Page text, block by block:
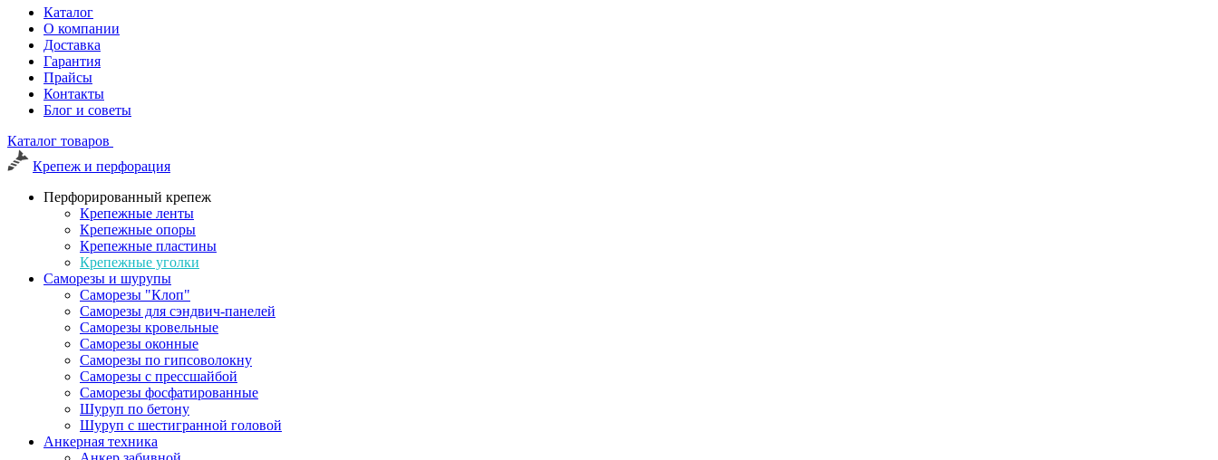
Каталог
О компании
Доставка
Гарантия
Прайсы
Контакты
Блог и советы
Каталог товаров
Крепеж и перфорация
Перфорированный крепеж
Крепежные ленты
Крепежные опоры
Крепежные пластины
Крепежные уголки
Саморезы и шурупы
Саморезы "Клоп"
Саморезы для сэндвич-панелей
Саморезы кровельные
Саморезы оконные
Саморезы по гипсоволокну
Саморезы с прессшайбой
Саморезы фосфатированные
Шуруп по бетону
Шуруп с шестигранной головой
Анкерная техника